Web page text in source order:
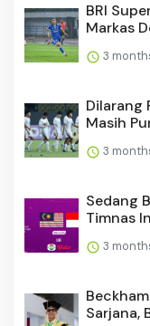
BRI
Markas
3
Dilarang
Masih
3
Sedang
Timnas
3
Sarjana,